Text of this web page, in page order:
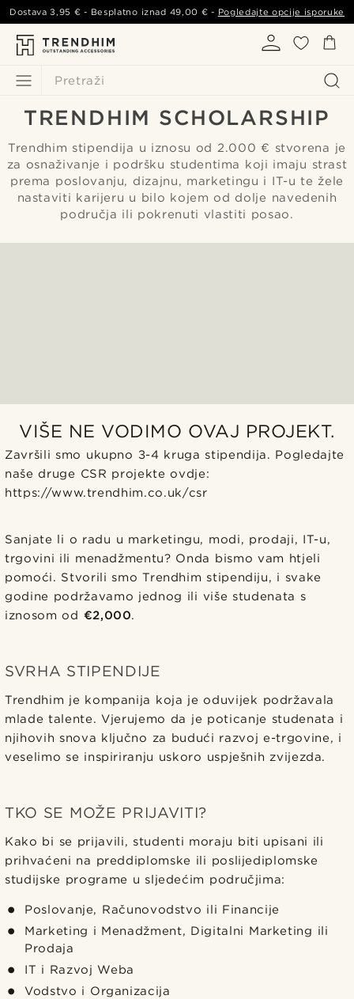
Pretraži
Dostava3,95 € - Besplatno iznad 49,00 € - Pogledajte opcije isporuke
TRENDHIM SCHOLARSHIP
Trendhim stipendija u iznosu od 2.000 € stvorena je
za osnaživanje i podršku studentima koji imaju strast
prema poslovanju, dizajnu, marketingu i IT-u te žele
nastaviti karijeru u bilo kojem od dolje navedenih
područja ili pokrenuti vlastiti posao.
VIŠE NE VODIMO OVAJ PROJEKT.
Završili smo ukupno 3-4 kruga stipendija. Pogledajte
naše druge CSR projekte ovdje:
https://www.trendhim.co.uk/csr
Sanjate li o radu u marketingu, modi, prodaji, IT-u,
trgovini ili menadžmentu? Onda bismo vam htjeli
pomoći. Stvorili smo Trendhim stipendiju, i svake
godine podržavamo jednog ili više studenata s
iznosom od €2,000.
SVRHA STIPENDIJE
Trendhim je kompanija koja je oduvijek podržavala
mlade talente. Vjerujemo da je poticanje studenata i
njihovih snova ključno za budući razvoj e-trgovine, i
veselimo se inspiriranju uskoro uspješnih zvijezda.
TKO SE MOŽE PRIJAVITI?
Kako bi se prijavili, studenti moraju biti upisani ili
prihvaćeni na preddiplomske ili poslijediplomske
studijske programe u sljedećim područjima:
Poslovanje, Računovodstvo ili Financije
Marketing i Menadžment, Digitalni Marketing ili
Prodaja
IT i Razvoj Weba
Vodstvo i Organizacija